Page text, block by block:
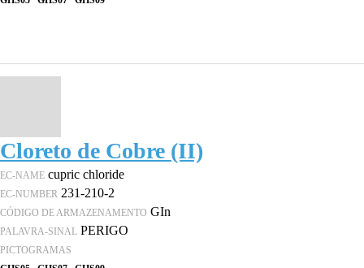
Cloreto de Cobre (II)
EC-NAME cupric chloride
EC-NUMBER 231-210-2
CÓDIGO DE ARMAZENAMENTO GIn
PALAVRA-SINAL PERIGO
PICTOGRAMAS